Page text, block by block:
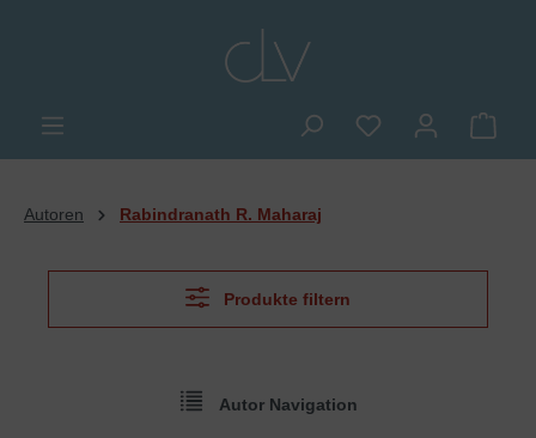
Du hast 0
Autoren Rabindranath R. Maharaj
Produkte filtern
Autor Navigation